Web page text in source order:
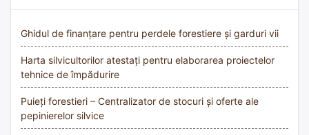
Ghidul de finanțare pentru perdele forestiere și garduri vii
Harta silvicultorilor atestați pentru elaborarea proiectelor
tehnice de împădurire
Puieți forestieri – Centralizator de stocuri și oferte ale
pepinierelor silvice